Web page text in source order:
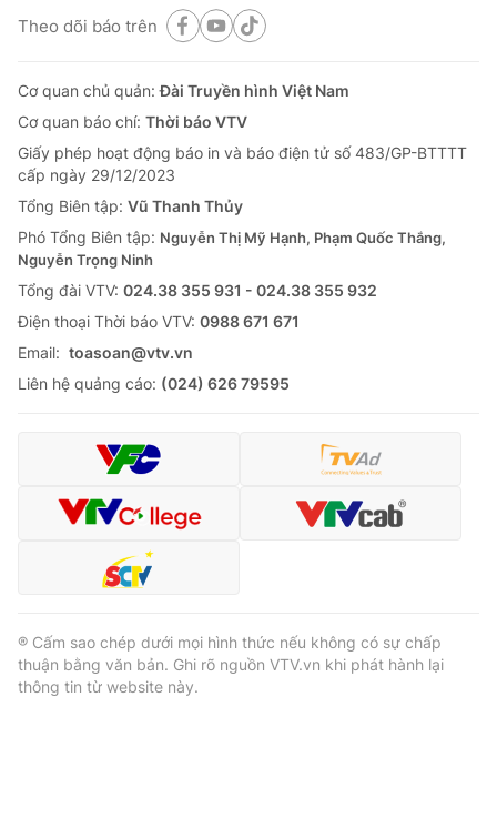
Theo dõi báo trên
Cơ quan chủ quản:Đài Truyền hình Việt Nam
Cơ quan báo chí: Thời báo VTV
Giấy phép hoạt động báo in và báo điện tử số 483/GP-BTTTT
cấp ngày 29/12/2023
Tổng Biên tập: Vũ Thanh Thủy
Phó Tổng Biên tập: Nguyễn Thị Mỹ Hạnh, Phạm Quốc Thắng,
Nguyễn Trọng Ninh
Tổng đài VTV: 024.38 355 931 - 024.38 355 932
Ðiện thoại Thời báo VTV: 0988 671 671
Email: toasoan@vtv.vn
Liên hệ quảng cáo: (024) 626 79595
® Cấm sao chép dưới mọi hình thức nếu không có sự chấp
thuận bằng văn bản. Ghi rõ nguồn VTV.vn khi phát hành lại
thông tin từ website này.